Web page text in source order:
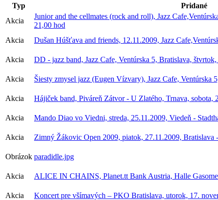
Typ
Pridané
Akcia
Junior and the cellmates (rock and roll), Jazz
21,00 hod
Akcia
Dušan Húšťava and friends, 12.11.2009, Jazz
Akcia DD - jazz band, Jazz Cafe, Ventúrska 5, Bratislava,
Akcia Šiesty zmysel jazz (Eugen Vízvary), Jazz Cafe, Ventúrska
Akcia Hájiček band, Piváreň Zátvor - U Zlatého, Trnava, sobota,
Akcia Mando Diao vo Viedni, streda, 25.11.2009, Viedeň -
Akcia Zimný Žákovic Open 2009, piatok, 27.11.2009, Bratislava
Obrázok paradidle.jpg
Akcia ALICE IN CHAINS, Planet.tt Bank Austria, Halle
Akcia Koncert pre všímavých – PKO Bratislava, utorok, 17.